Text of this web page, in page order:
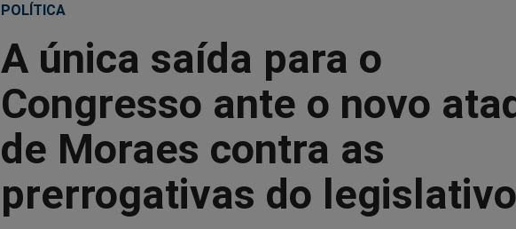
POLÍTICA
A única saída para o
Congresso ante o novo
de Moraes contra as
prerrogativas do legislativo